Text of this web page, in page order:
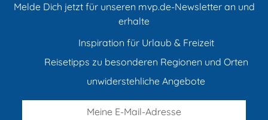
Melde Dich jetzt für unseren mvp.de-Newsletter an und
erhalte
Inspiration für Urlaub & Freizeit
Reisetipps zu besonderen Regionen und Orten
unwiderstehliche Angebote